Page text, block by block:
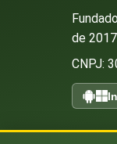
de
CNPJ: